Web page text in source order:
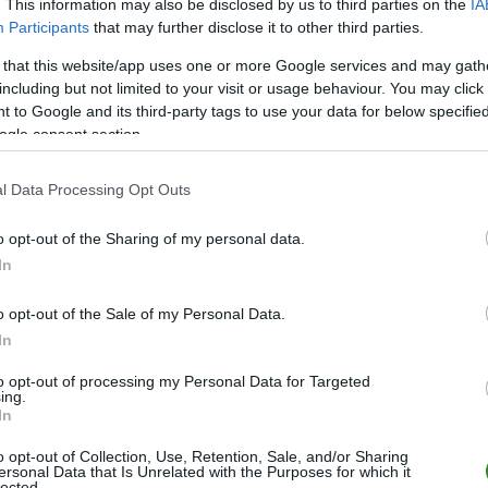
This information may also be disclosed by us to third parties on the
Participants that may further disclose it to other third parties.
that this website/app uses one or more Google services and may
but not limited to your visit or usage behaviour. You may
to Google and its third-party tags to use your data for below
consent section.
Data Processing Opt Outs
opt-out of the Sharing of my personal data.
opt-out of the Sale of my Personal Data.
opt-out of processing my Personal Data for Targeted
opt-out of Collection, Use, Retention, Sale, and/or Sharing
Data that Is Unrelated with the Purposes for which it
13.
3.
7.